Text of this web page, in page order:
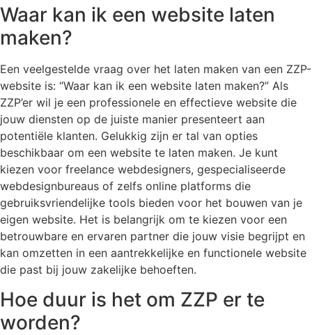
Waar kan ik een website laten
maken?
Een veelgestelde vraag over het laten maken van een ZZP-
website is: “Waar kan ik een website laten maken?” Als
ZZP’er wil je een professionele en effectieve website die
jouw diensten op de juiste manier presenteert aan
potentiële klanten. Gelukkig zijn er tal van opties
beschikbaar om een website te laten maken. Je kunt
kiezen voor freelance webdesigners, gespecialiseerde
webdesignbureaus of zelfs online platforms die
gebruiksvriendelijke tools bieden voor het bouwen van je
eigen website. Het is belangrijk om te kiezen voor een
betrouwbare en ervaren partner die jouw visie begrijpt en
kan omzetten in een aantrekkelijke en functionele website
die past bij jouw zakelijke behoeften.
Hoe duur is het om ZZP er te
worden?